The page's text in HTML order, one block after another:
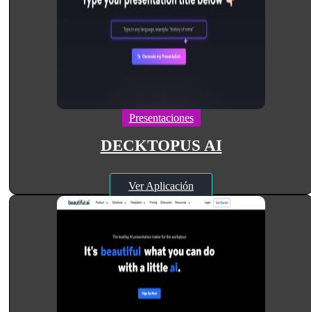
Presentaciones
DECKTOPUS AI
Ver Aplicación